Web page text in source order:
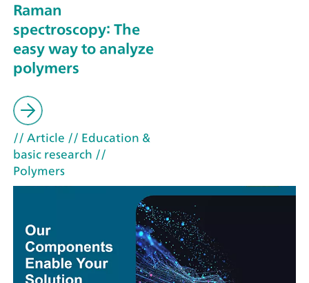
Raman
spectroscopy: The
easy way to analyze
polymers
// Article // Education &
basic research //
Polymers